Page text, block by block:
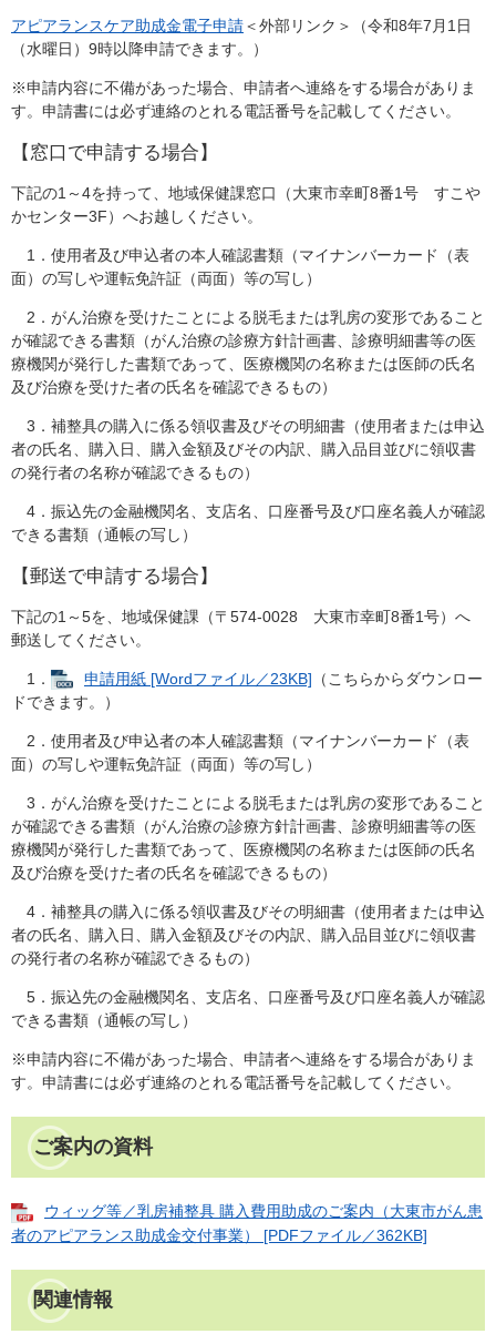
アピアランスケア助成金電子申請＜外部リンク＞
（令和8年7月1日
（水曜日）9時以降申請できます。）
※申請内容に不備があった場合、申請者へ連絡をする場合がありま
す。申請書には必ず連絡のとれる電話番号を記載してください。
【窓口で申請する場合】
下記の1～4を持って、地域保健課窓口（大東市幸町8番1号 すこや
かセンター3F）へお越しください。
1．使用者及び申込者の本人確認書類（マイナンバーカード（表
面）の写しや運転免許証（両面）等の写し）
2．がん治療を受けたことによる脱毛または乳房の変形であること
が確認できる書類（がん治療の診療方針計画書、診療明細書等の医
療機関が発行した書類であって、医療機関の名称または医師の氏名
及び治療を受けた者の氏名を確認できるもの）
3．補整具の購入に係る領収書及びその明細書（使用者または申込
者の氏名、購入日、購入金額及びその内訳、購入品目並びに領収書
の発行者の名称が確認できるもの）
4．振込先の金融機関名、支店名、口座番号及び口座名義人が確認
できる書類（通帳の写し）
【郵送で申請する場合】
下記の1～5を、地域保健課（〒574-0028 大東市幸町8番1号）へ
郵送してください。
1． 申請用紙 [Wordファイル／23KB] （こちらからダウンロー
ドできます。）
2．使用者及び申込者の本人確認書類（マイナンバーカード（表
面）の写しや運転免許証（両面）等の写し）
3．がん治療を受けたことによる脱毛または乳房の変形であること
が確認できる書類（がん治療の診療方針計画書、診療明細書等の医
療機関が発行した書類であって、医療機関の名称または医師の氏名
及び治療を受けた者の氏名を確認できるもの）
4．補整具の購入に係る領収書及びその明細書（使用者または申込
者の氏名、購入日、購入金額及びその内訳、購入品目並びに領収書
の発行者の名称が確認できるもの）
5．振込先の金融機関名、支店名、口座番号及び口座名義人が確認
できる書類（通帳の写し）
※申請内容に不備があった場合、申請者へ連絡をする場合がありま
す。申請書には必ず連絡のとれる電話番号を記載してください。
ご案内の資料
ウィッグ等／乳房補整具 購入費用助成のご案内（大東市がん患
者のアピアランス助成金交付事業） [PDFファイル／362KB]
関連情報